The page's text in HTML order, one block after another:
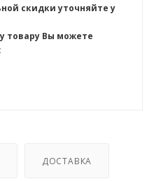
скидки уточняйте у
товару Вы можете
ДОСТАВКА